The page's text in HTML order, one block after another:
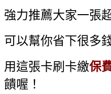
強力推薦大家一張
可以幫你省下很多
用這張卡刷卡繳保
饋喔！